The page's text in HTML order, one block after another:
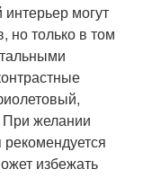
могут
но только в том
желании
избежать